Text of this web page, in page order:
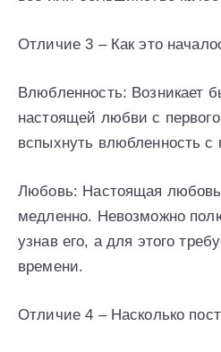
Отличие 3 – Как это
Влюбленность: Возникает
настоящей любви с
вспыхнуть влюбленность с
Любовь: Настоящая любовь
медленно. Невозможно
узнав его, а для этого
времени.
Отличие 4 – Насколько